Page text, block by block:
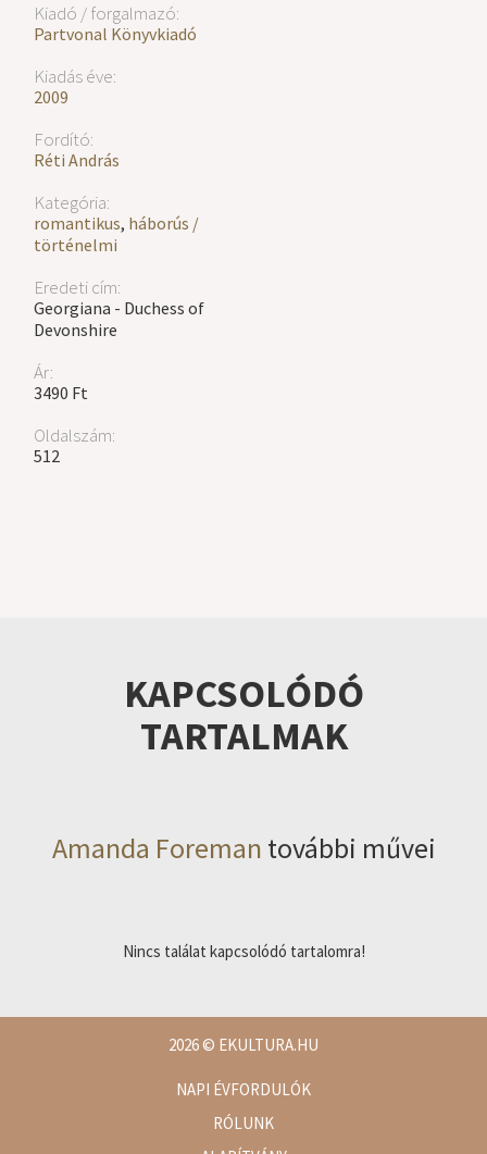
Kiadó / forgalmazó:
Partvonal Könyvkiadó
Kiadás éve:
2009
Fordító:
Réti András
Kategória:
romantikus, háborús /
történelmi
Eredeti cím:
Georgiana - Duchess of
Devonshire
Ár:
3490 Ft
Oldalszám:
512
KAPCSOLÓDÓ
TARTALMAK
Amanda Foreman további művei
Nincs találat kapcsolódó tartalomra!
2026© EKULTURA.HU
NAPI ÉVFORDULÓK
RÓLUNK